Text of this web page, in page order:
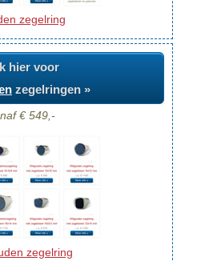
zegelring
hier voor
zegelringen »
€ 549,-
zegelring